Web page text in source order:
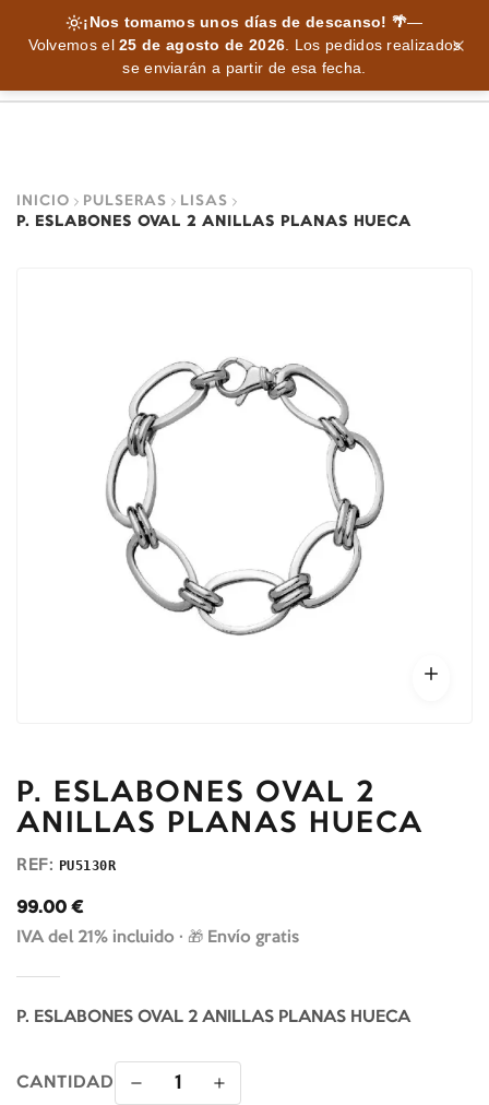
¡Nos tomamos unos días de descanso! 🌴—
Volvemos el25 de agosto de 2026. Los pedidos realizados
se enviarán a partir de esa fecha.
INICIO PULSERAS
LISAS
P. ESLABONES OVAL 2 ANILLAS PLANAS HUECA
P. ESLABONES OVAL 2
ANILLAS PLANAS HUECA
REF: PU5130R
99.00 €
IVA del 21% incluido · 🎁 Envío gratis
P. ESLABONES OVAL 2 ANILLAS PLANAS HUECA
CANTIDAD 1